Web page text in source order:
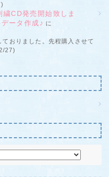
CD発売開始致しま
ータ作成♪ に
おりました。先程購入させて
27)